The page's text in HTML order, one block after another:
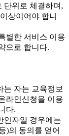
위로 체결하며,
상이어야 합니
별한 서비스 이용
으로 합니다.
자는 교육정보
라인신청을 이용
다.
인자일 경우에는
)의 동의를 얻어